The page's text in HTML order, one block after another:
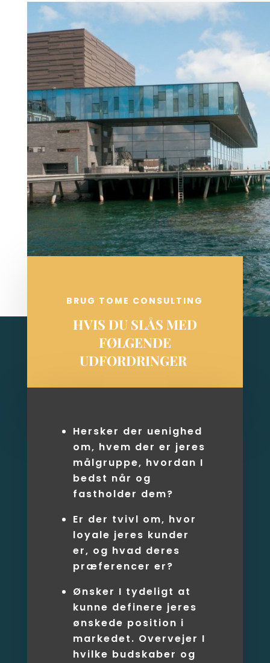
BRUG TOME CONSULTING
HVIS DU SLÅS MED
FØLGENDE
UDFORDRINGER
Hersker der uenighed
om, hvem der er jeres
målgruppe, hvordan I
bedst når og
fastholder dem?
Er der tvivl om, hvor
loyale jeres kunder
er, og hvad deres
præferencer er?
Ønsker I tydeligt at
kunne definere jeres
ønskede position i
markedet. Overvejer I
hvilke budskaber og